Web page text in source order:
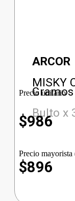
ARCOR
MISKY
Gramos
Bulto x
Precio unitario
$986
Precio mayorista
$896